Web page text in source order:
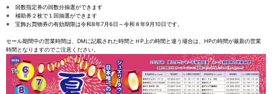
※ 回数指定券の回数分抽選ができます
※ 補助券２枚で１回抽選ができます
※ 宝飾お買物券の有効期限は令和8年7月6日～令和８年9月10日です。
セール期間中の営業時間は、DMに記載された時間とＨP上の時間と違う場合は、HPの時間が最新の営業
時間となりますのでご注意ください。